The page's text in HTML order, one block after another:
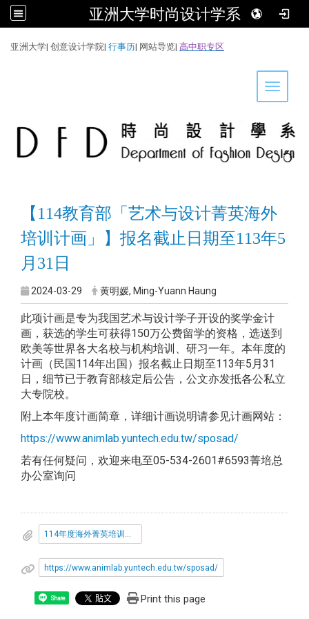
亚洲大学时尚设计学系
亚洲大学| 创意设计学院| 行事历| 网站导览| 高中职专区
Toggle
【114教育部「艺术与设计菁英海外
培训计画」】报名截止日期至113年5
月31日
2024-03-29 黄明媛, Ming-Yuann Haung
此项计画是专为我国艺术与设计学子开设的奖学金计
画，获选的学生可获得150万公费留学的资格，选送到
欧美等世界各大名校与机构培训、研习一年。本年度的
计画（民国114年出国）报名截止日期至113年5月31
日，细节已于教育部核定后公告，公文亦发抵各公私立
大专院校。
附上本年度计画简章，详细计画说明请参见计画网站：
https://www.animlab.yuntech.edu.tw/sposad/
若有任何疑问，欢迎来电至05-534-2601#6593菁培总
办公室询问
114年度海外菁英培训计画简章.pdf
https://www.animlab.yuntech.edu.tw/sposad/
Share Print this page